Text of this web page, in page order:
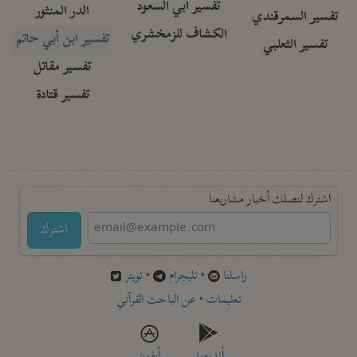
تفسير السمرقندي
تفسير الثعلبي
تفسير أبي السعود
الكشاف للزمخشري
الدر المنثور
تفسير ابن أبي حاتم
تفسير مقاتل
تفسير قتادة
اشترك لتصلك أخبار مشاريعنا
اشترك
راسلنا •تليجرام •تويتر
تعليمات •عن الباحث القرآني